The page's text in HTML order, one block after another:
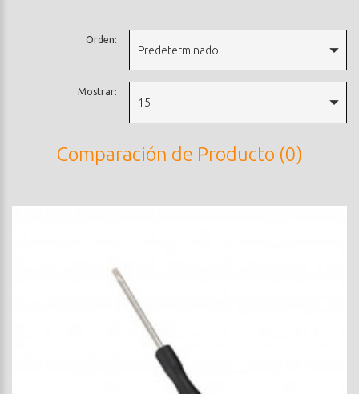
Orden:
Predeterminado
Mostrar:
15
Comparación de Producto (0)